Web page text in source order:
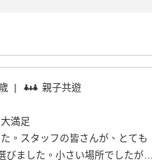
います!ありがとうございまし
にもお喜びいただけたとのお
ニティ、ご朝食につきまして
| 親子共遊
満足
。スタッフの皆さんが、とても
ました。小さい場所でしたが、